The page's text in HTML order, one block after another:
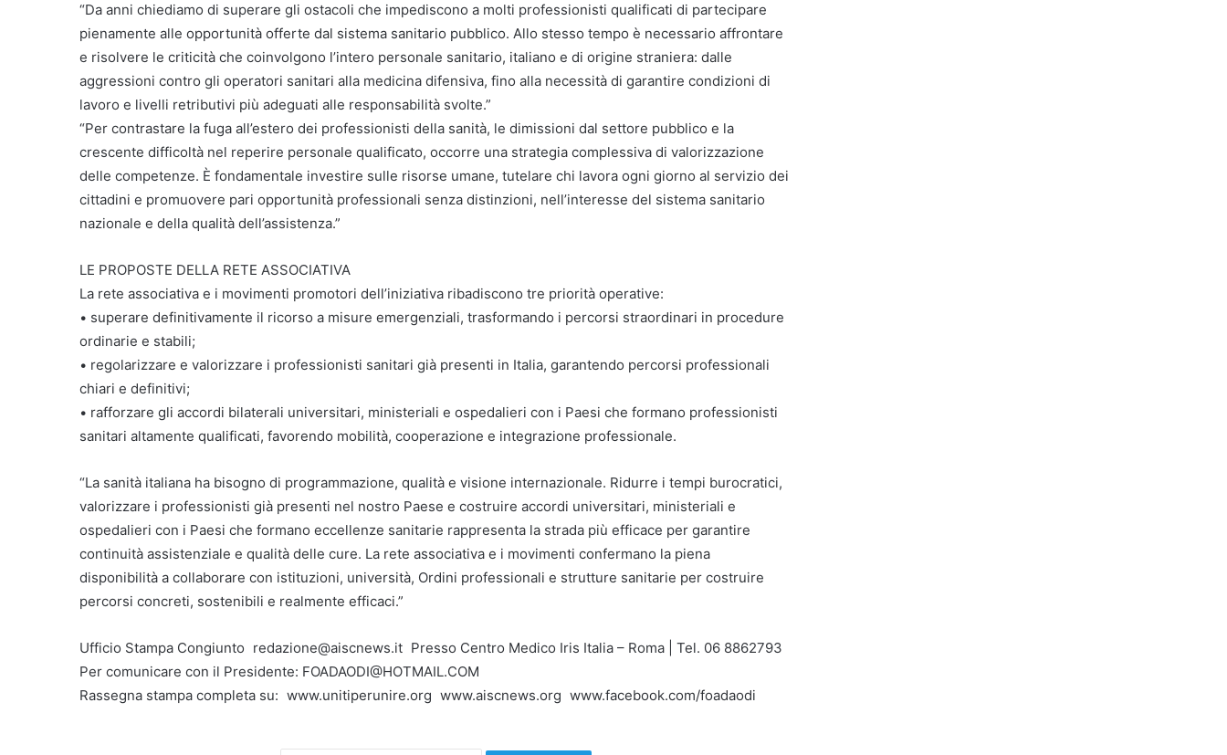
“Da anni chiediamo di superare gli ostacoli che impediscono a molti professionisti qualificati di partecipare
pienamente alle opportunità offerte dal sistema sanitario pubblico. Allo stesso tempo è necessario affrontare
e risolvere le criticità che coinvolgono l’intero personale sanitario, italiano e di origine straniera: dalle
aggressioni contro gli operatori sanitari alla medicina difensiva, fino alla necessità di garantire condizioni di
lavoro e livelli retributivi più adeguati alle responsabilità svolte.”
“Per contrastare la fuga all’estero dei professionisti della sanità, le dimissioni dal settore pubblico e la
crescente difficoltà nel reperire personale qualificato, occorre una strategia complessiva di valorizzazione
delle competenze. È fondamentale investire sulle risorse umane, tutelare chi lavora ogni giorno al servizio dei
cittadini e promuovere pari opportunità professionali senza distinzioni, nell’interesse del sistema sanitario
nazionale e della qualità dell’assistenza.”
LE PROPOSTE DELLA RETE ASSOCIATIVA
La rete associativa e i movimenti promotori dell’iniziativa ribadiscono tre priorità operative:
• superare definitivamente il ricorso a misure emergenziali, trasformando i percorsi straordinari in procedure
ordinarie e stabili;
• regolarizzare e valorizzare i professionisti sanitari già presenti in Italia, garantendo percorsi professionali
chiari e definitivi;
• rafforzare gli accordi bilaterali universitari, ministeriali e ospedalieri con i Paesi che formano professionisti
sanitari altamente qualificati, favorendo mobilità, cooperazione e integrazione professionale.
“La sanità italiana ha bisogno di programmazione, qualità e visione internazionale. Ridurre i tempi burocratici,
valorizzare i professionisti già presenti nel nostro Paese e costruire accordi universitari, ministeriali e
ospedalieri con i Paesi che formano eccellenze sanitarie rappresenta la strada più efficace per garantire
continuità assistenziale e qualità delle cure. La rete associativa e i movimenti confermano la piena
disponibilità a collaborare con istituzioni, università, Ordini professionali e strutture sanitarie per costruire
percorsi concreti, sostenibili e realmente efficaci.”
Ufficio Stampa Congiunto redazione@aiscnews.it Presso Centro Medico Iris Italia – Roma | Tel. 06 8862793
Per comunicare con il Presidente: FOADAODI@HOTMAIL.COM
Rassegna stampa completa su: www.unitiperunire.org www.aiscnews.org www.facebook.com/foadaodi